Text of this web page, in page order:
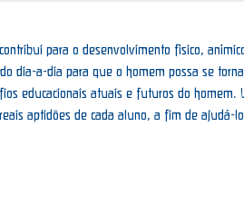
para o desenvolvimento físico,
dia-a-dia para que o homem possa se
educacionais atuais e futuros do homem.
aptidões de cada aluno, a fim de ajudá-